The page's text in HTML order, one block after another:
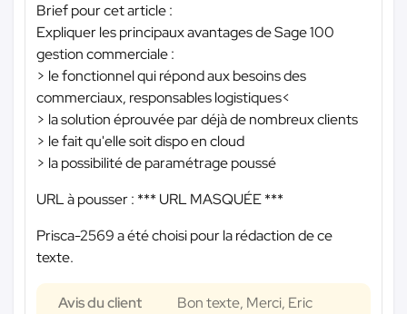
Brief pour cet article :
Expliquer les principaux avantages de Sage 100
gestion commerciale :
> le fonctionnel qui répond aux besoins des
commerciaux, responsables logistiques<
> la solution éprouvée par déjà de nombreux clients
> le fait qu'elle soit dispo en cloud
> la possibilité de paramétrage poussé
URL à pousser : *** URL MASQUÉE ***
Prisca-2569 a été choisi pour la rédaction de ce
texte.
Avis du client Bon texte, Merci, Eric